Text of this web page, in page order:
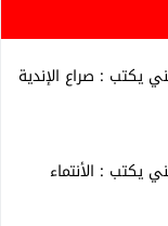
يكتب : صراع الإندية
يكتب : الأنتماء